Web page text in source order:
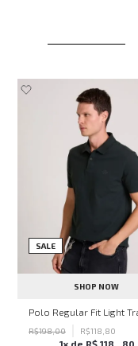
SALE
SHOP NOW
R$198,00 R$118 80
1x de R$ 118 80